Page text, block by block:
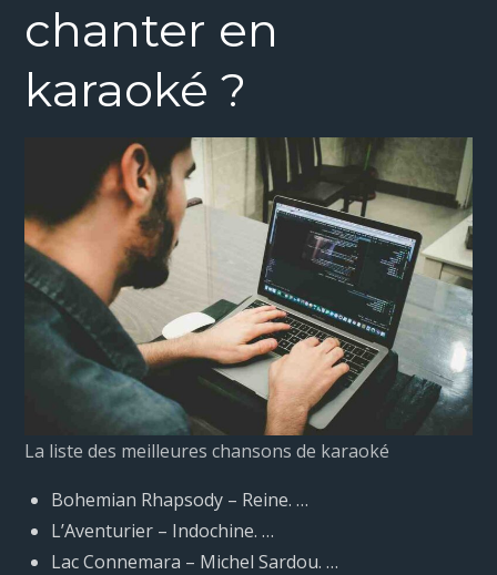
chanter en
karaoké ?
La liste des meilleures chansons de karaoké
Bohemian Rhapsody – Reine. …
L’Aventurier – Indochine. …
Lac Connemara – Michel Sardou. …